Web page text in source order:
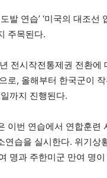
발 연습’ ‘미국의 대조
주목된다.
전시작전통제권 전환에
로, 올해부터 한국군이
까지 진행된다.
이번 연습에서 연합훈련
연습을 실시한다. 위기상
명과 주한미군 만여 명